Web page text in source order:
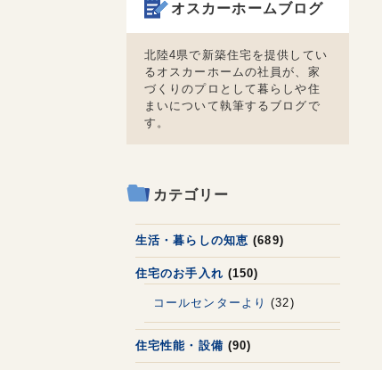
オスカーホームブログ
北陸4県で新築住宅を提供してい
るオスカーホームの社員が、家
づくりのプロとして暮らしや住
まいについて執筆するブログで
す。
カテゴリー
生活・暮らしの知恵 (689)
住宅のお手入れ (150)
コールセンターより (32)
住宅性能・設備 (90)